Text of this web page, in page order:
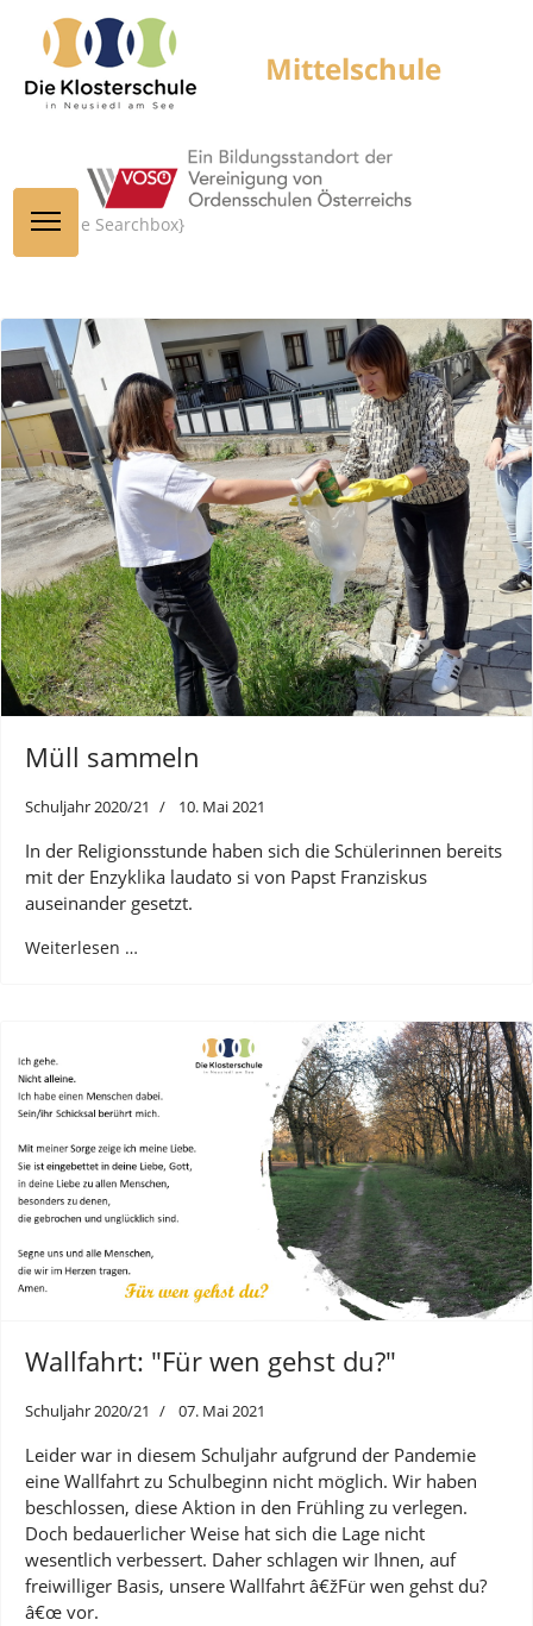
{module Searchbox}
Müll sammeln
Schuljahr 2020/21 10. Mai 2021
In der Religionsstunde haben sich die Schülerinnen bereits
mit der Enzyklika laudato si von Papst Franziskus
auseinander gesetzt.
Weiterlesen …
Wallfahrt: "Für wen gehst du?"
Schuljahr 2020/21 07. Mai 2021
Leider war in diesem Schuljahr aufgrund der Pandemie
eine Wallfahrt zu Schulbeginn nicht möglich. Wir haben
beschlossen, diese Aktion in den Frühling zu verlegen.
Doch bedauerlicher Weise hat sich die Lage nicht
wesentlich verbessert. Daher schlagen wir Ihnen, auf
freiwilliger Basis, unsere Wallfahrt â€žFür wen gehst du?
â€œ vor.